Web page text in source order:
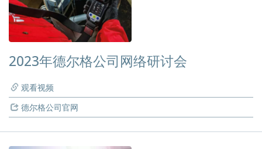
2023年德尔格公司网络研讨会
观看视频
德尔格公司官网